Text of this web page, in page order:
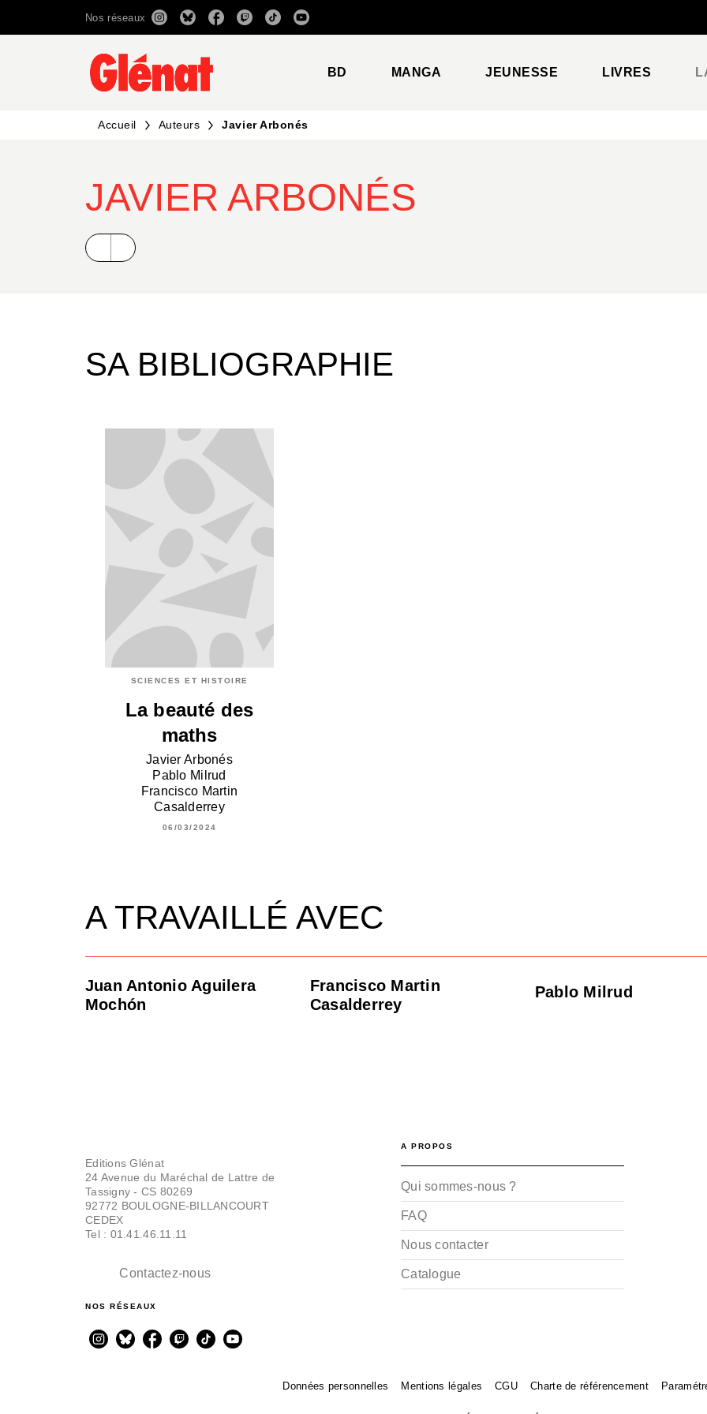
RECHERCHE CONTENU
Nos réseaux
BD MANGA JEUNESSE LIVRES
Accueil Auteurs Javier Arbonés
JAVIER ARBONÉS
SA BIBLIOGRAPHIE
SCIENCES ET HISTOIRE
La beauté des
maths
Javier Arbonés
Pablo Milrud
Francisco Martin
Casalderrey
06/03/2024
A TRAVAILLÉ AVEC
Juan Antonio Aguilera
Mochón
Francisco Martin
Casalderrey
Pablo Milrud
Editions Glénat
24 Avenue du Maréchal de Lattre de
Tassigny - CS 80269
92772 BOULOGNE-BILLANCOURT
CEDEX
Tel : 01.41.46.11.11
Contactez-nous
NOS RÉSEAUX
A PROPOS
Qui sommes-nous ?
FAQ
Nous contacter
Catalogue
Données personnelles Mentions légales CGU Charte de référencement